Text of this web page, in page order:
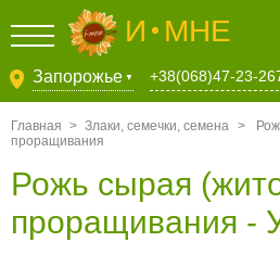
И МНЕ
Запорожье ▼ +38(068)47-23-
Главная > Злаки, семечки, семена >
проращивания
Рожь сырая
проращивания -